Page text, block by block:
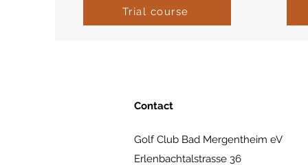
Trial course
Contact
Golf Club Bad Mergentheim eV
Erlenbachtalstrasse 36